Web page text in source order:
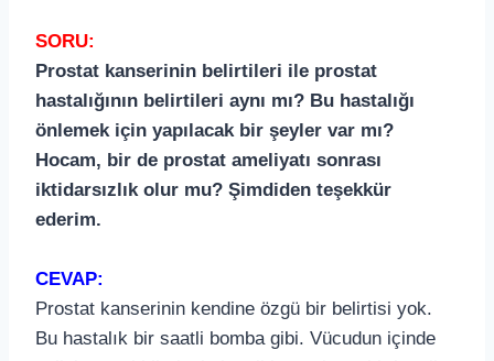
SORU:
Prostat kanserinin belirtileri ile prostat
hastalığının belirtileri aynı mı? Bu hastalığı
önlemek için yapılacak bir şeyler var mı?
Hocam, bir de prostat ameliyatı sonrası
iktidarsızlık olur mu? Şimdiden teşekkür
ederim.
CEVAP:
Prostat kanserinin kendine özgü bir belirtisi yok.
Bu hastalık bir saatli bomba gibi. Vücudun içinde